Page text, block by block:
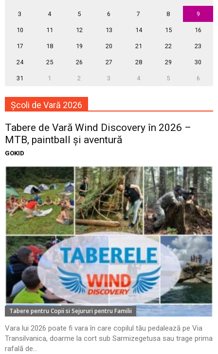
3 4 5 6 7 8 9
10 11 12 13 14 15 16
17 18 19 20 21 22 23
24 25 26 27 28 29 30
31 1 2 3 4 5 6
Școli de Vară 2026
Tabere de Vară Wind Discovery în 2026 –
MTB, paintball și aventură
GOKID
Tabere pentru Copii si Sejururi pentru Familii
Vara lui 2026 poate fi vara în care copilul tău pedalează pe Via
Transilvanica, doarme la cort sub Sarmizegetusa sau trage prima
rafală de...